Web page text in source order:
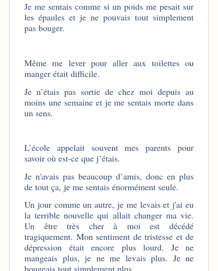
Je me sentais comme si un poids me pesait sur
les épaules et je ne pouvais tout simplement
pas bouger.
Même me lever pour aller aux toilettes ou
manger était difficile.
Je n’étais pas sortie de chez moi depuis au
moins une semaine et je me sentais morte dans
un sens.
L’école appelait souvent mes parents pour
savoir où est-ce que j’étais.
Je n'avais pas beaucoup d’amis, donc en plus
de tout ça, je me sentais énormément seule.
Un jour comme un autre, je me levais et j'ai eu
la terrible nouvelle qui allait changer ma vie.
Un être très cher à moi est décédé
tragiquement. Mon sentiment de tristesse et de
dépression était encore plus lourd. Je ne
mangeais plus, je ne me levais plus. Je ne
bougeais tout simplement plus.